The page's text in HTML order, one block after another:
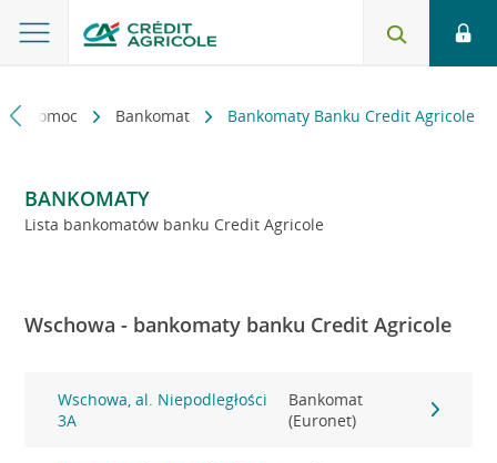
i pomoc Bankomat Bankomaty Banku Credit Agricole
BANKOMATY
Lista bankomatów banku Credit Agricole
Wschowa - bankomaty banku Credit Agricole
Wschowa, al. Niepodległości
3A
Bankomat
(Euronet)